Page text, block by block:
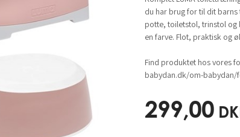
du har brug for til dit
potte, toiletstol, trinstol
en farve. Flot, praktisk og
Find produktet hos vores
babydan.dk/om-babydan/
299,00